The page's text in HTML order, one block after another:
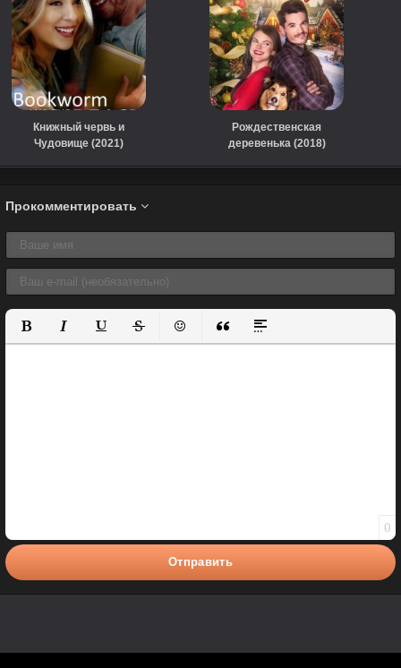
Книжный червь и
Чудовище (2021)
Рождественская
деревенька (2018)
Прокомментировать
Полужирный
КурсивПодчеркнутый
ЗачеркнутыйВставить смайлик
Вставка цитаты
Вставка спойлера
0
Отправить